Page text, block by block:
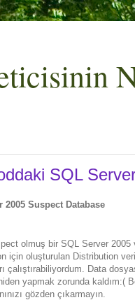
SQL
2005 Suspect Database
olmuş bir SQL Server 2005
için oluşturulan Distribution
çalıştırabiliyordum. Data
yapmak zorunda kaldım:(
gözden çıkarmayın.